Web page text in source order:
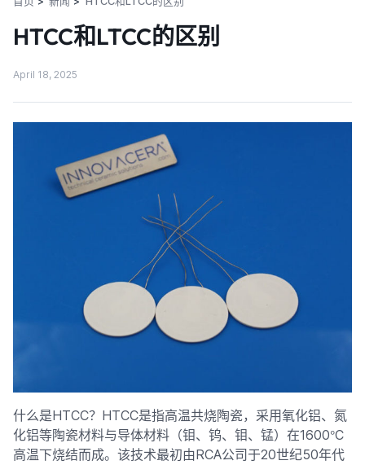
HTCC和LTCC的区别
April 18, 2025
什么是HTCC？HTCC是指高温共烧陶瓷，​​采用氧化铝、氮
化铝等陶瓷材料与导体材料（钼、钨、钼、锰）在1600°C
高温下烧结而成。该技术最初由RCA公司于20世纪50年代